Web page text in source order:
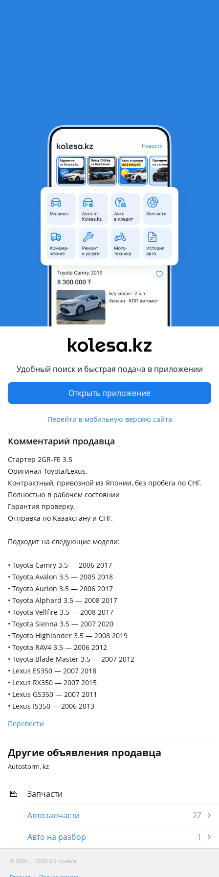
Удобный поиск и быстрая подача в приложении
Открыть приложение
Перейти в мобильную версию сайта
Стартер 2GR (привозной из Японии)
Объявление находится в архиве и может быть
Алматы, Алматинская
Оригинальность
Оригинал
Подходит на авто
Toyota Highlander
Lexus RX 350
Комментарий продавца
Стартер 2GR-FE 3.5
Оригинал Toyota/Lexus.
Контрактный, привозной из Японии, без пробега по СНГ.
Полностью в рабочем состоянии
Гарантия проверку.
Отправка по Казахстану и СНГ.
Подходит на следующие модели:
• Toyota Camry 3.5 — 2006 2017
• Toyota Avalon 3.5 — 2005 2018
• Toyota Aurion 3.5 — 2006 2017
• Toyota Alphard 3.5 — 2008 2017
• Toyota Vellfire 3.5 — 2008 2017
• Toyota Sienna 3.5 — 2007 2020
• Toyota Highlander 3.5 — 2008 2019
• Toyota RAV4 3.5 — 2006 2012
• Toyota Blade Master 3.5 — 2007 2012
• Lexus ES350 — 2007 2018
• Lexus RX350 — 2007 2015
• Lexus GS350 — 2007 2011
• Lexus IS350 — 2006 2013
Перевести
Другие объявления продавца
Autostorm. kz
Запчасти
Автозапчасти
27
Авто на разбор
1
© 2006 — 2026 АО Колеса